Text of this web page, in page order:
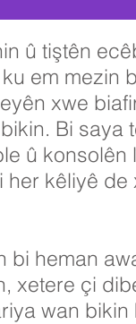
û tiştên
em mezin
xwe
Bi saya
û konsolên
her kêliyê de
bi heman
xetere çi
wan bikin